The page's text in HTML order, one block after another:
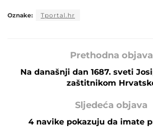
Oznake: Tportal.hr
Prethodna objava
Na današnji dan 1687. sveti
zaštitnikom
Sljedeća objava
4 navike pokazuju da imate